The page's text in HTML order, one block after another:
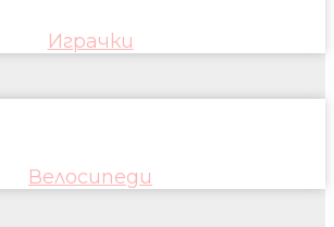
Играчки
Велосипеди